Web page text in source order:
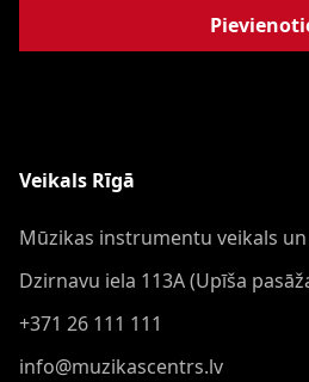
Veikals Rīgā
Mūzikas instrumentu veikals un
Dzirnavu iela 113A (Upīša
+371 26 111 111
info@muzikascentrs.lv